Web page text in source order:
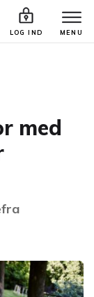
LOG IND MENU
med